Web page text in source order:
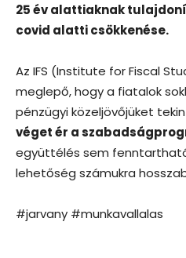
25 év alattiaknak
covid alatti csökkenése.
Az IFS (Institute for Fiscal
meglepő, hogy a fiatalok
pénzügyi közeljövőjüket
véget ér a
együttélés sem
lehetőség számukra
#jarvany #munkavallalas